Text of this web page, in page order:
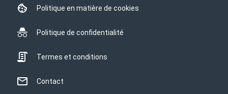
Politique en matière de cookies
Politique de confidentialité
Termes et conditions
Contact